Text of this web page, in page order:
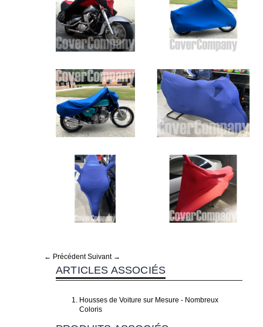
← Précédent Suivant →
ARTICLES ASSOCIÉS
Housses de Voiture sur Mesure - Nombreux
Coloris